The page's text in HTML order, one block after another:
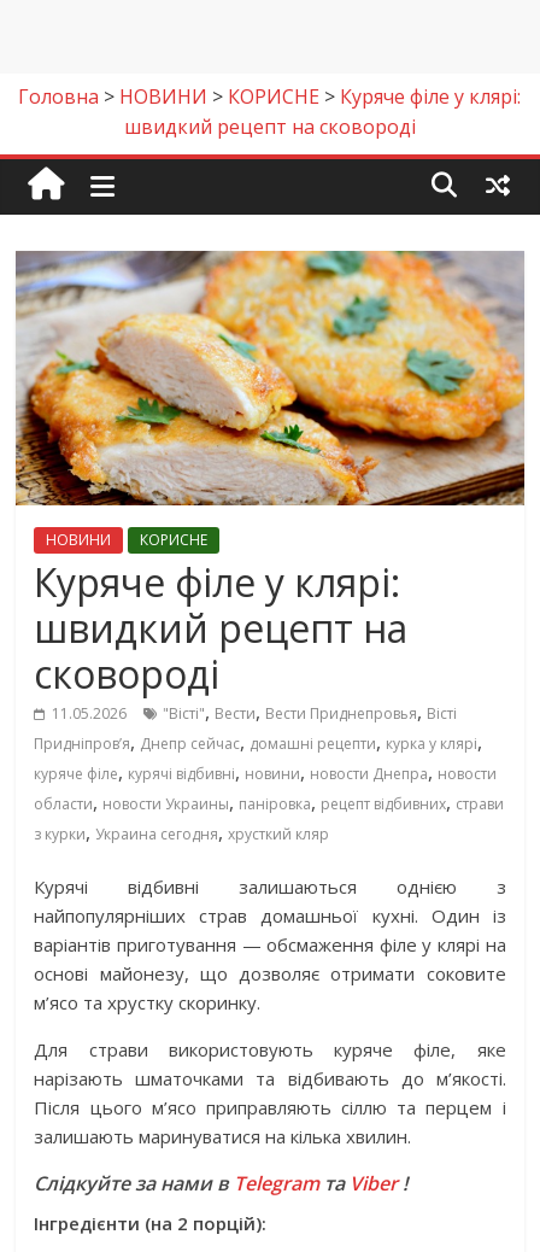
Головна > НОВИНИ > КОРИСНЕ > Куряче філе у клярі:
швидкий рецепт на сковороді
НОВИНИ КОРИСНЕ
Куряче філе у клярі:
швидкий рецепт на
сковороді
11.05.2026 "Вісті", Вести, Вести Приднепровья, Вісті
Придніпровʼя, Днепр сейчас, домашні рецепти, курка у клярі,
куряче філе, курячі відбивні, новини, новости Днепра, новости
области, новости Украины, паніровка, рецепт відбивних, страви
з курки, Украина сегодня,хрусткий кляр
Курячі відбивні залишаються однією з
найпопулярніших страв домашньої кухні. Один із
варіантів приготування — обсмаження філе у клярі на
основі майонезу, що дозволяє отримати соковите
м’ясо та хрустку скоринку.
Для страви використовують куряче філе, яке
нарізають шматочками та відбивають до м’якості.
Після цього м’ясо приправляють сіллю та перцем і
залишають маринуватися на кілька хвилин.
Слідкуйте за нами в Telegramта Viber!
Інгредієнти (на 2 порцій):